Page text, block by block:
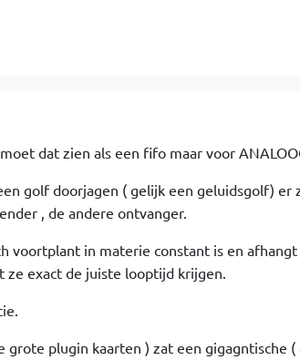
dat zien als een fifo maar voor
golf doorjagen ( gelijk een geluidsgolf) er
, de andere ontvanger.
voortplant in materie constant is en afhangt
ze exact de juiste looptijd krijgen.
plugin kaarten ) zat een gigagntische (